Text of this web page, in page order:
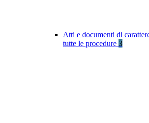
Atti e documenti di
tutte le procedure 3